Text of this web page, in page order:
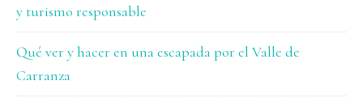
y turismo responsable
Qué ver y hacer en una escapada por el Valle de
Carranza